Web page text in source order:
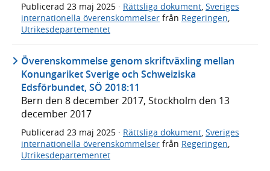
Publicerad 23 maj 2025 · Rättsliga dokument, Sveriges
internationella överenskommelser från Regeringen,
Utrikesdepartementet
Överenskommelse genom skriftväxling mellan
Konungariket Sverige och Schweiziska
Edsförbundet, SÖ 2018:11
Bern den 8 december 2017, Stockholm den 13
december 2017
Publicerad 23 maj 2025 · Rättsliga dokument, Sveriges
internationella överenskommelser från Regeringen,
Utrikesdepartementet